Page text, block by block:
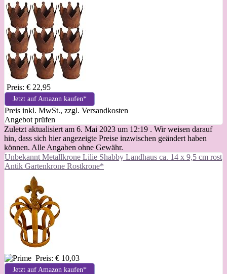
Preis: € 22,95
Jetzt auf Amazon kaufen*
Preis inkl. MwSt., zzgl. Versandkosten
Angebot prüfen
Zuletzt aktualisiert am 6. Mai 2023 um 12:19 . Wir weisen darauf
hin, dass sich hier angezeigte Preise inzwischen geändert haben
können. Alle Angaben ohne Gewähr.
Unbekannt Metallkrone Lilie Shabby Landhaus ca. 14 x 9,5 cm rost
Antik Gartenkrone Rostkrone*
Preis: € 10,03
Jetzt auf Amazon kaufen*